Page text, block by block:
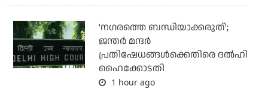
'നഗരത്തെ ബന്ധിയാക്കരുത്';
ജന്തര്‍ മന്ദര്‍
പ്രതിഷേധങ്ങള്‍ക്കെതിരെ ദല്‍ഹി
ഹൈക്കോടതി
1 hour ago